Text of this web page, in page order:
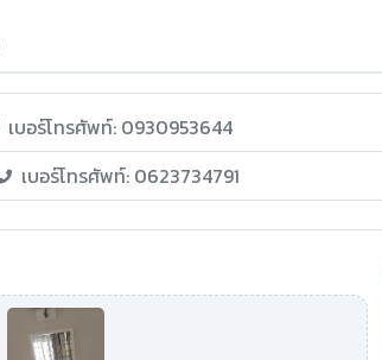
เบอร์โทรศัพท์: 0930953644
เบอร์โทรศัพท์: 0623734791